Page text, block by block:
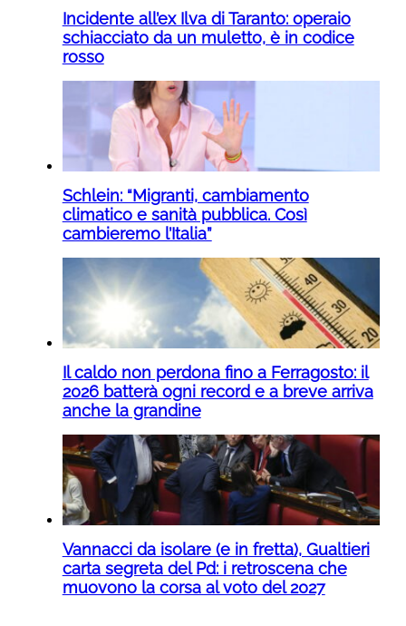
Incidente all’ex Ilva di Taranto: operaio
schiacciato da un muletto, è in codice
rosso
Schlein: “Migranti, cambiamento
climatico e sanità pubblica. Così
cambieremo l’Italia”
Il caldo non perdona fino a Ferragosto: il
2026 batterà ogni record e a breve arriva
anche la grandine
Vannacci da isolare (e in fretta), Gualtieri
carta segreta del Pd: i retroscena che
muovono la corsa al voto del 2027